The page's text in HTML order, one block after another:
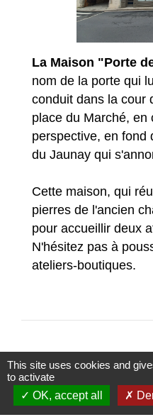
La Maison "Porte
nom de la porte qui
conduit dans la cour
place du Marché, en
perspective, en fond
du Jaunay qui
Cette maison, qui
pierres de l'ancien
pour accueillir deux
N'hésitez pas à
ateliers-boutiques.
Contacts mairie
This site uses cookies and
to activate
OK, accept all